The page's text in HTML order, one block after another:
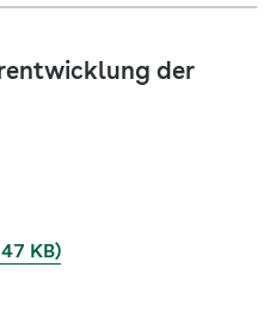
der
KB)